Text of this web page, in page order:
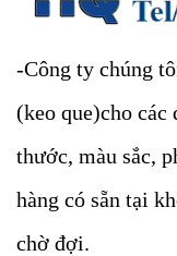
-Công ty chúng
(keo que)cho các
thước, màu sắc,
hàng có sẵn tại
chờ đợi.